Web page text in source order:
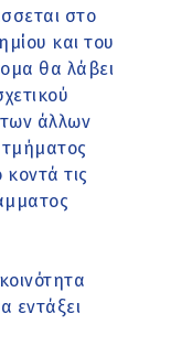
στο
και του
θα λάβει
των άλλων
τις
εντάξει